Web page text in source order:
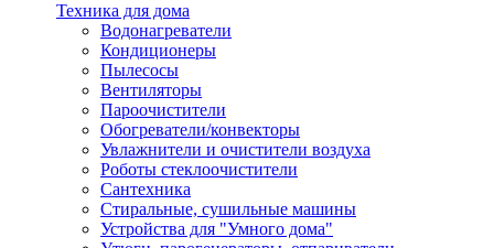
Техника для дома
Водонагреватели
Кондиционеры
Пылесосы
Вентиляторы
Пароочистители
Обогреватели/конвекторы
Увлажнители и очистители воздуха
Роботы стеклоочистители
Сантехника
Стиральные, сушильные машины
Устройства для "Умного дома"